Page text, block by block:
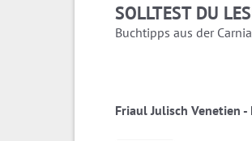
SOLLTEST DU
Buchtipps aus der
Friaul Julisch Venetien